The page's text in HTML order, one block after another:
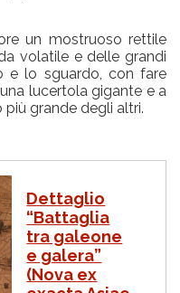
un mostruoso rettile
volatile e delle grandi
e lo sguardo, con fare
lucertola gigante e a
grande degli altri.
Dettaglio
“Battaglia
tra galeone
e galera”
(Nova ex